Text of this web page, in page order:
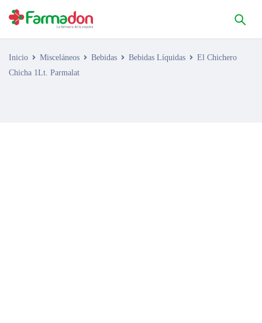
Inicio Misceláneos Bebidas Bebidas Líquidas
El Chichero
Chicha 1Lt. Parmalat